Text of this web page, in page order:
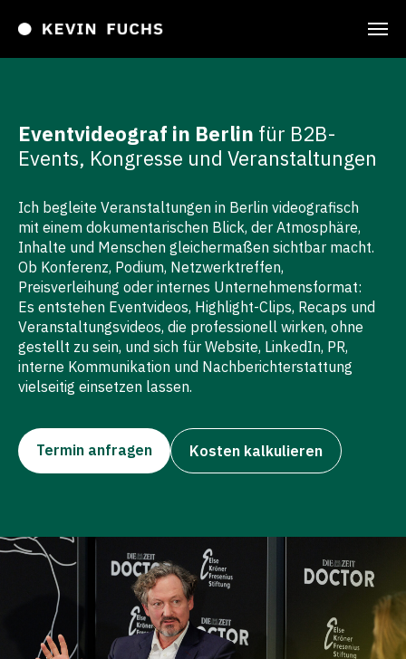
Eventvideograf in Berlin für B2B-
Events, Kongresse und Veranstaltungen
Ich begleite Veranstaltungen in Berlin videografisch
mit einem dokumentarischen Blick, der Atmosphäre,
Inhalte und Menschen gleichermaßen sichtbar macht.
Ob Konferenz, Podium, Netzwerktreffen,
Preisverleihung oder internes Unternehmensformat:
Es entstehen Eventvideos, Highlight-Clips, Recaps und
Veranstaltungsvideos, die professionell wirken, ohne
gestellt zu sein, und sich für Website, LinkedIn, PR,
interne Kommunikation und Nachberichterstattung
vielseitig einsetzen lassen.
Termin anfragen Kosten kalkulieren